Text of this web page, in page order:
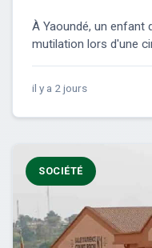
À Yaoundé, un enfant
mutilation lors d'une
il y a 2 jours
SOCIÉTÉ